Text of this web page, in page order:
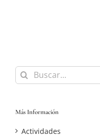
Buscar:
Más Información
Actividades